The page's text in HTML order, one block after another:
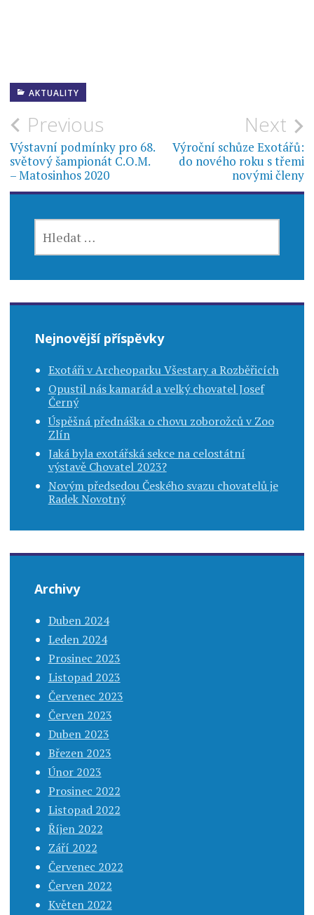
AKTUALITY
Navigace
pro
příspěvek
Previous
Výstavní podmínky pro 68.
světový šampionát C.O.M.
– Matosinhos 2020
Next
Výroční schůze Exotářů:
do nového roku s třemi
novými členy
Nejnovější příspěvky
Exotáři v Archeoparku Všestary a Rozběřicích
Opustil nás kamarád a velký chovatel Josef
Černý
Úspěšná přednáška o chovu zoborožců v Zoo
Zlín
Jaká byla exotářská sekce na celostátní
výstavě Chovatel 2023?
Novým předsedou Českého svazu chovatelů je
Radek Novotný
Archivy
Duben 2024
Leden 2024
Prosinec 2023
Listopad 2023
Červenec 2023
Červen 2023
Duben 2023
Březen 2023
Únor 2023
Prosinec 2022
Listopad 2022
Říjen 2022
Září 2022
Červenec 2022
Červen 2022
Květen 2022